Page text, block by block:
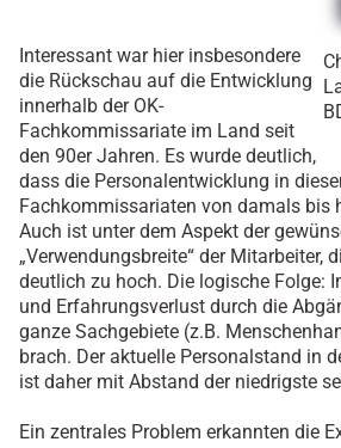
Interessant war hier insbesondere
die Rückschau auf die Entwicklung
innerhalb der OK-
Fachkommissariate im Land seit
den 90er Jahren. Es wurde deutlich,
dass die Personalentwicklung in
Fachkommissariaten von damals bis
Auch ist unter dem Aspekt der
„Verwendungsbreite“ der Mitarbeiter,
deutlich zu hoch. Die logische Folge:
und Erfahrungsverlust durch die
ganze Sachgebiete (z.B.
brach. Der aktuelle Personalstand in
ist daher mit Abstand der niedrigste
Ein zentrales Problem erkannten die